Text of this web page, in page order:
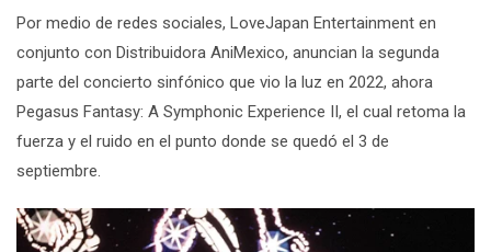
Por medio de redes sociales, LoveJapan Entertainment en
conjunto con Distribuidora AniMexico, anuncian la segunda
parte del concierto sinfónico que vio la luz en 2022, ahora
Pegasus Fantasy: A Symphonic Experience II, el cual retoma la
fuerza y el ruido en el punto donde se quedó el 3 de
septiembre.